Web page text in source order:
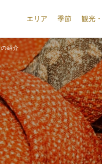
エリア 季節 観光
紹介